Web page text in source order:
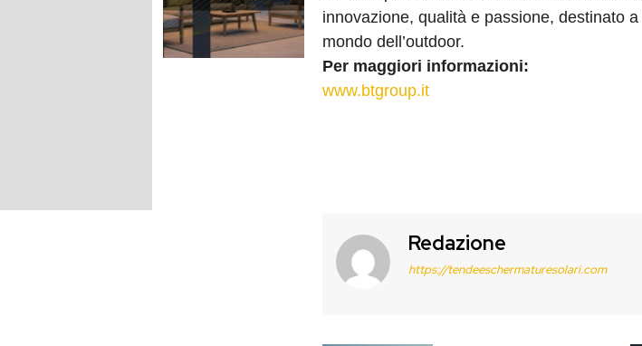
innovazione, qualità e passione, destinato
mondo dell’outdoor.
Per maggiori informazioni:
www.btgroup.it
Redazione
https://tendeeschermaturesolari.com